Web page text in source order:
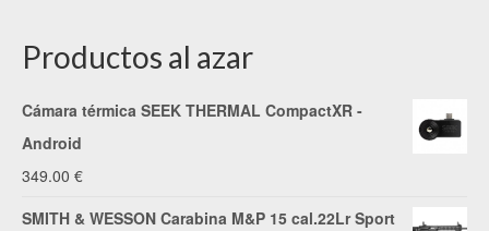
Productos al azar
Cámara térmica SEEK THERMAL CompactXR -
Android
349.00 €
SMITH & WESSON Carabina M&P 15 cal.22Lr Sport